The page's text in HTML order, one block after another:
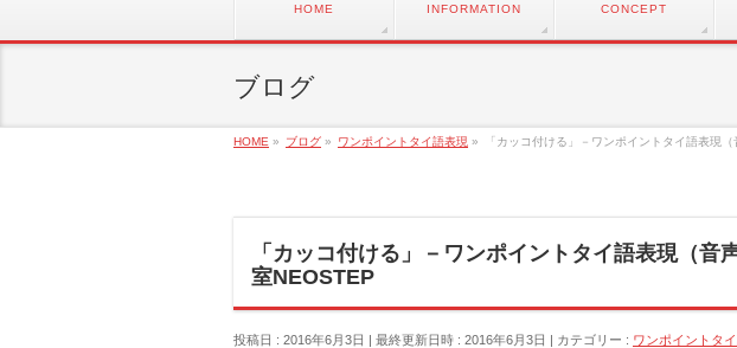
HOME INFORMATION CONCEPT
ブログ
HOME » ブログ » ワンポイントタイ語表現 » 「カッコ付ける」－ワンポイントタイ語表現
「カッコ付ける」－ワンポイントタイ語表現（音
室NEOSTEP
投稿日 : 2016年6月3日 最終更新日時 : 2016年6月3日 カテゴリー : ワンポイントタ